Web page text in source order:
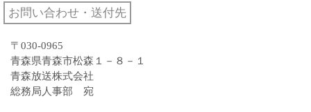
お問い合わせ・送付先
〒030-0965
青森県青森市松森１－８－１
青森放送株式会社
総務局人事部 宛